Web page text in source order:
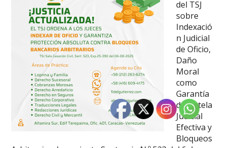
del TSJ
sobre
Indexació
n Judicial
de Oficio,
Daño
Moral
como
Garantía
de Tutela
Judicial
Efectiva y
Bloqueos